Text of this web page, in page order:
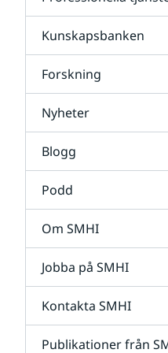
Kunskapsbanken
Forskning
Nyheter
Blogg
Podd
Om SMHI
Jobba på SMHI
Kontakta SMHI
Publikationer från